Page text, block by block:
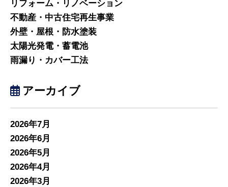
リフォーム・リノベーション
不動産・中古住宅再生事業
外壁・屋根・防水塗装
太陽光発電・蓄電池
雨漏り・カバー工法
アーカイブ
2026年7月
2026年6月
2026年5月
2026年4月
2026年3月